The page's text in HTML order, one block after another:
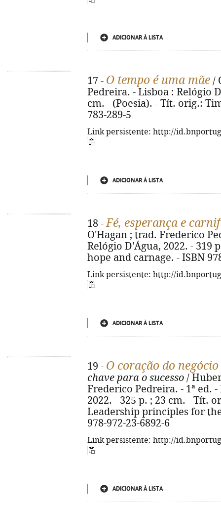
ADICIONAR À LISTA
17 - O tempo é uma mãe /
Pedreira. - Lisboa : Relógio
cm. - (Poesia). - Tít. orig.:
783-289-5
Link persistente: http://
ADICIONAR À LISTA
18 -Fé, esperança e
O'Hagan ; trad. Frederico
Relógio D'Água, 2022. - 319
hope and carnage. - ISBN
Link persistente: http://
ADICIONAR À LISTA
19 - O coração do negócio
chave para o sucesso /
Frederico Pedreira. - 1ª ed.
2022. - 325 p. ; 23 cm. - Tít.
Leadership principles for
978-972-23-6892-6
Link persistente: http://
ADICIONAR À LISTA